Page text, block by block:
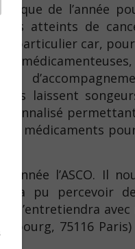
de l’année
atteints de
particulier car,
laissent
de médicaments
année l’ASCO. Il
a pu percevoir
s’entretiendra avec
75116